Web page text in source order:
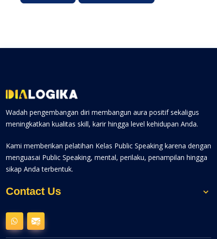
Wadah pengembangan diri membangun aura positif sekaligus
meningkatkan kualitas skill, karir hingga level kehidupan Anda.
Kami memberikan pelatihan Kelas Public Speaking karena dengan
menguasai Public Speaking, mental, perilaku, penampilan hingga
sikap Anda terbentuk.
Contact Us